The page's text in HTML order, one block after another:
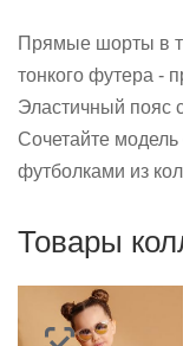
Прямые шорты в
тонкого футера -
Эластичный пояс
Сочетайте
футболками из
Товары